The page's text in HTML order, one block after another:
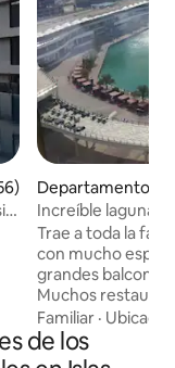
promedio: 4.98 de
Departamento en
ds Muharraq
Increíble laguna,
dormitorios
Trae a toda la
con mucho
grandes
Muchos
de sol, gran
playas tranquilas,
(mercado chino)
Familiar ·
de los